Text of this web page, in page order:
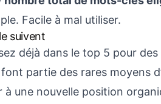
Facile à mal utiliser.
suivent
déjà dans le top 5 pour
partie des rares moyens
à une nouvelle position